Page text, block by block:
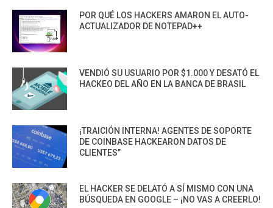
POR QUÉ LOS HACKERS AMARON EL AUTO-
ACTUALIZADOR DE NOTEPAD++
VENDIÓ SU USUARIO POR $1.000 Y DESATÓ EL
HACKEO DEL AÑO EN LA BANCA DE BRASIL
¡TRAICIÓN INTERNA! AGENTES DE SOPORTE
DE COINBASE HACKEARON DATOS DE
CLIENTES”
EL HACKER SE DELATÓ A SÍ MISMO CON UNA
BÚSQUEDA EN GOOGLE – ¡NO VAS A CREERLO!